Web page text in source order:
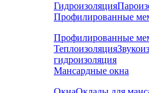
Гидроизоляция
Профилированные
Профилированные
Теплоизоляция
гидроизоляция
Мансардные окна